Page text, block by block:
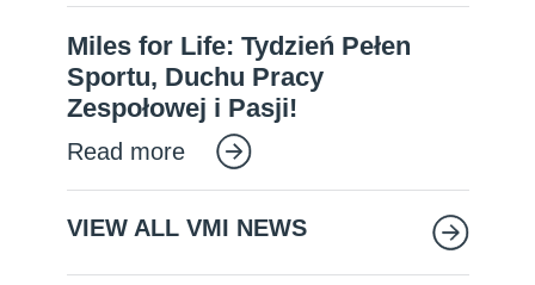
Miles for Life: Tydzień Pełen
Sportu, Duchu Pracy
Zespołowej i Pasji!
Read more
VIEW ALL VMI NEWS